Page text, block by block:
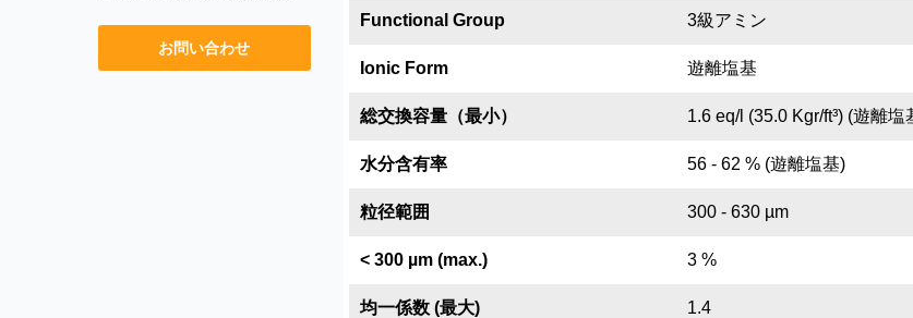
お問い合わせ
Functional Group 3級アミン
Ionic Form 遊離塩基
総交換容量（最小） 1.6 eq/l (35.0 Kgr/ft³) (遊離塩
水分含有率 56 - 62 % (遊離塩基)
粒径範囲 300 - 630 µm
< 300 µm (max.) 3 %
均一係数 (最大) 1.4